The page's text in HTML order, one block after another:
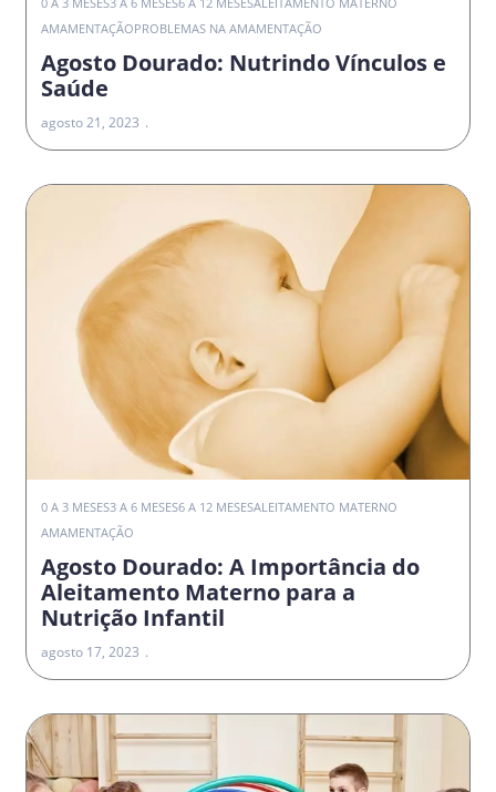
AMAMENTAÇÃOPROBLEMAS NA AMAMENTAÇÃO
Agosto Dourado: Nutrindo Vínculos e
Saúde
agosto 21, 2023
0 A 3 MESES3 A 6 MESES6 A 12 MESESALEITAMENTO MATERNO
AMAMENTAÇÃO
Agosto Dourado: A Importância do
Aleitamento Materno para a
Nutrição Infantil
agosto 17, 2023